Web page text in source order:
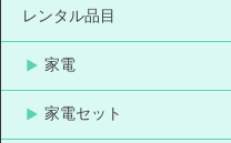
レンタル品目
家電
家電セット